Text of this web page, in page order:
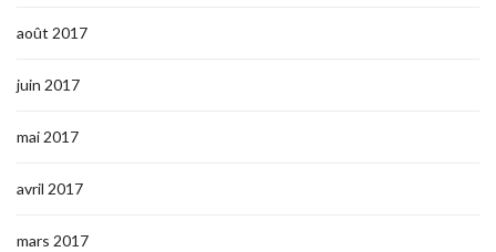
août 2017
juin 2017
mai 2017
avril 2017
mars 2017